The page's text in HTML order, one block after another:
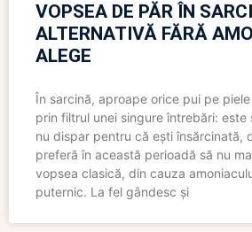
VOPSEA DE PĂR ÎN
ALTERNATIVĂ FĂRĂ
ALEGE
În sarcină, aproape orice pui pe
prin filtrul unei singure întrebări: este
nu dispar pentru că ești însărcinată,
preferă în această perioadă să nu
vopsea clasică, din cauza
puternic. La fel gândesc și